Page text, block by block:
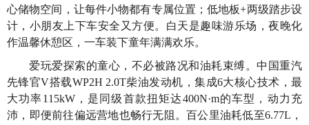
心储物空间，让每件小物都有专属位置；低地板+两级踏步设
计，小朋友上下车安全又方便。白天是趣味游乐场，夜晚化
作温馨休憩区，一车装下童年满满欢乐。
爱玩爱探索的童心，不必被路况和油耗束缚。中国重汽
先锋官V搭载WP2H 2.0T柴油发动机，集成6大核心技术，最
大功率115kW，是同级首款扭矩达400N·m的车型，动力充
沛，即便前往偏远营地也畅行无阻。百公里油耗低至6.77L，